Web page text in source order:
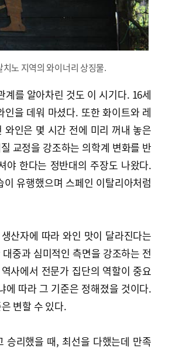
노 지역의 와이너리 상징물.
를 알아차린 것도 이 시기다. 16세
을 데워 마셨다. 또한 화이트와 레
인은 몇 시간 전에 미리 꺼내 놓은
교정을 강조하는 의학계 변화를 반
야 한다는 정반대의 주장도 나왔다.
유행했으며 스페인 이탈리아처럼
산자에 따라 와인 맛이 달라진다는
중과 심미적인 측면을 강조하는 전
사에서 전문가 집단의 역할이 중요
에 따라 그 기준은 정해졌을 것이다.
변할 수 있다.
승리했을 때, 최선을 다했는데 만족